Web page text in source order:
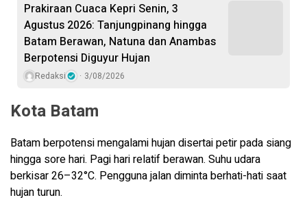
Prakiraan Cuaca Kepri Senin, 3
Agustus 2026: Tanjungpinang hingga
Batam Berawan, Natuna dan Anambas
Berpotensi Diguyur Hujan
Redaksi 3/08/2026
Kota Batam
Batam berpotensi mengalami hujan disertai petir pada siang
hingga sore hari. Pagi hari relatif berawan. Suhu udara
berkisar 26–32°C. Pengguna jalan diminta berhati-hati saat
hujan turun.